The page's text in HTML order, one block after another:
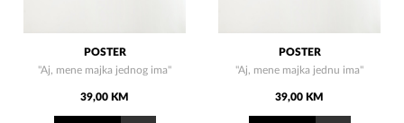
POSTER
"Aj, mene majka jednog ima"
39,00 KM
POSTER
"Aj, mene majka jednu ima"
39,00 KM